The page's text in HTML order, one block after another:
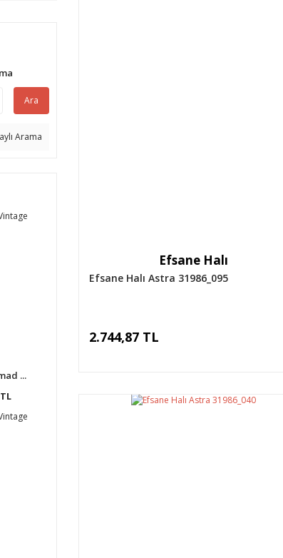
Ara
Arama
...
Efsane Halı
Efsane Halı Astra 31986_095
2.744,87 TL